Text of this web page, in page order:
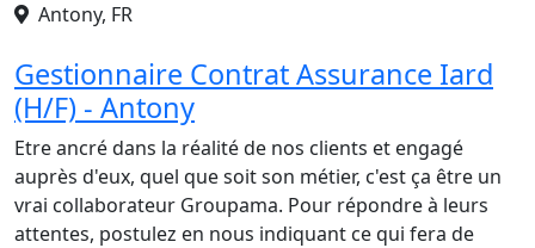
Antony, FR
Gestionnaire Contrat Assurance Iard
(H/F) - Antony
Etre ancré dans la réalité de nos clients et engagé
auprès d'eux, quel que soit son métier, c'est ça être un
vrai collaborateur Groupama. Pour répondre à leurs
attentes, postulez en nous indiquant ce qui fera de